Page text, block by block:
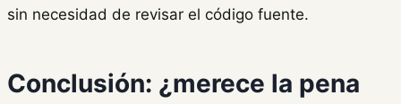
sin necesidad de revisar el código fuente.
Conclusión: ¿merece la pena